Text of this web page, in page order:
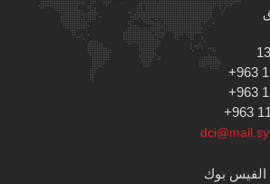
dci@mail.sy
الفيس بوك